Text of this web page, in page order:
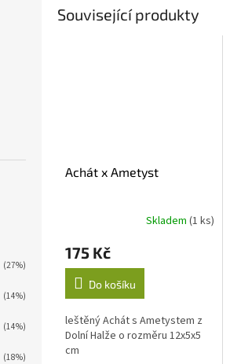
(27%)
(14%)
(14%)
(18%)
Související produkty
Achát x Ametyst
Skladem (1 ks)
175 Kč
Do košíku
leštěný Achát s Ametystem z
Dolní Halže o rozměru 12x5x5
cm